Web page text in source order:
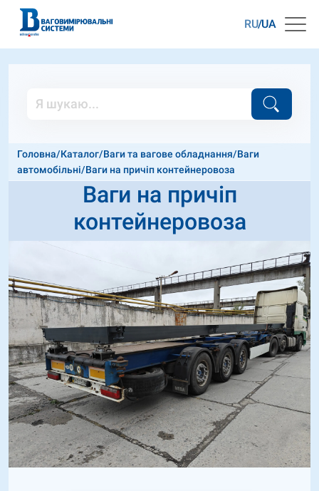
RU UA
Головна/Каталог/Ваги та вагове обладнання/Ваги
автомобільні/Ваги на причіп контейнеровоза
Ваги на причіп
контейнеровоза